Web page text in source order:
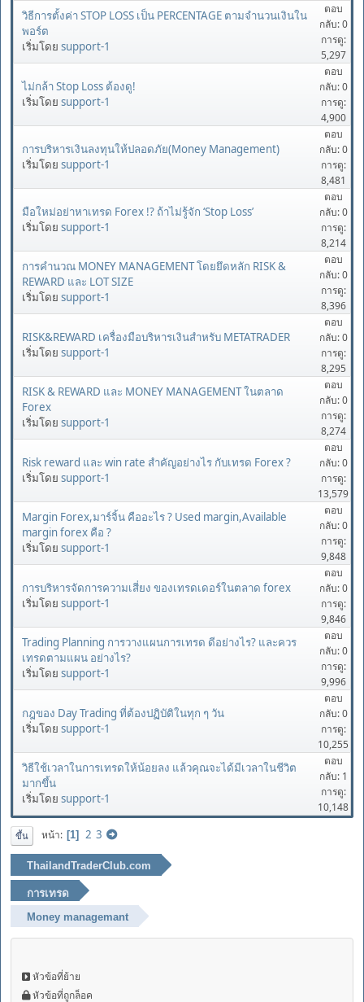
วิธีการตั้งค่า STOP LOSS เป็น PERCENTAGE ตามจำนวนเงินใน
พอร์ต
เริ่มโดย support-1
ตอบ
กลับ: 0
การดู:
5,297
ไม่กล้า Stop Loss ต้องดู!
เริ่มโดย support-1
ตอบ
กลับ: 0
การดู:
4,900
การบริหารเงินลงทุนให้ปลอดภัย(Money Management)
เริ่มโดย support-1
ตอบ
กลับ: 0
การดู:
8,481
มือใหม่อย่าหาเทรด Forex !? ถ้าไม่รู้จัก ‘Stop Loss’
เริ่มโดย support-1
ตอบ
กลับ: 0
การดู:
8,214
การคำนวณ MONEY MANAGEMENT โดยยึดหลัก RISK &
REWARD และ LOT SIZE
เริ่มโดย support-1
ตอบ
กลับ: 0
การดู:
8,396
RISK&REWARD เครื่องมือบริหารเงินสำหรับ METATRADER
เริ่มโดย support-1
ตอบ
กลับ: 0
การดู:
8,295
RISK & REWARD และ MONEY MANAGEMENT ในตลาด
Forex
เริ่มโดย support-1
ตอบ
กลับ: 0
การดู:
8,274
Risk reward และ win rate สำคัญอย่างไร กับเทรด Forex ?
เริ่มโดย support-1
ตอบ
กลับ: 0
การดู:
13,579
Margin Forex,มาร์จิ้น คืออะไร ? Used margin,Available
margin forex คือ ?
เริ่มโดย support-1
ตอบ
กลับ: 0
การดู:
9,848
การบริหารจัดการความเสี่ยง ของเทรดเดอร์ในตลาด forex
เริ่มโดย support-1
ตอบ
กลับ: 0
การดู:
9,846
Trading Planning การวางแผนการเทรด ดีอย่างไร? และควร
เทรดตามแผน อย่างไร?
เริ่มโดย support-1
ตอบ
กลับ: 0
การดู:
9,996
กฎของ Day Trading ที่ต้องปฏิบัติในทุก ๆ วัน
เริ่มโดย support-1
ตอบ
กลับ: 0
การดู:
10,255
วิธีใช้เวลาในการเทรดให้น้อยลง แล้วคุณจะได้มีเวลาในชีวิต
มากขึ้น
เริ่มโดย support-1
ตอบ
กลับ: 1
การดู:
10,148
ขึ้น หน้า 1 2 3
ThailandTraderClub.com
การเทรด
Money managemant
หัวข้อที่ย้าย
หัวข้อที่ถูกล็อค